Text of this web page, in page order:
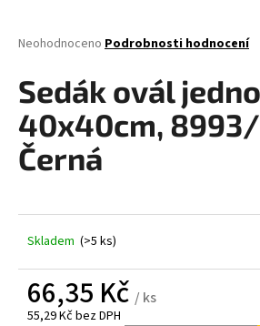
Průměrné
produktu
je
0,0
z
5
hvězdiček.
Neohodnoceno Podrobnosti hodnocení
Sedák ovál
40x40cm, 8993/
Černá
Skladem (>5 ks)
66,35 Kč / ks
55,29 Kč bez DPH
j
t
?
HLEDAT
D
o